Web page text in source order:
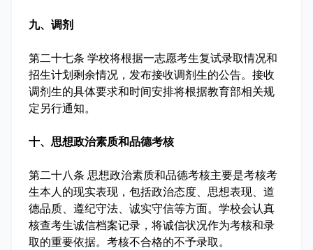
九、调剂
第二十七条 学校将根据一志愿考生复试录取情况和
招生计划剩余情况，发布接收调剂生的公告。接收
调剂生的具体要求和时间安排将根据教育部相关规
定另行通知。
十、思想政治素质和品德考核
第二十八条 思想政治素质和品德考核主要是考核考
生本人的现实表现，包括政治态度、思想表现、道
德品质、遵纪守法、诚实守信等方面。学校会认真
核查考生诚信档案记录，将诚信状况作为考核和录
取的重要依据。考核不合格的不予录取。